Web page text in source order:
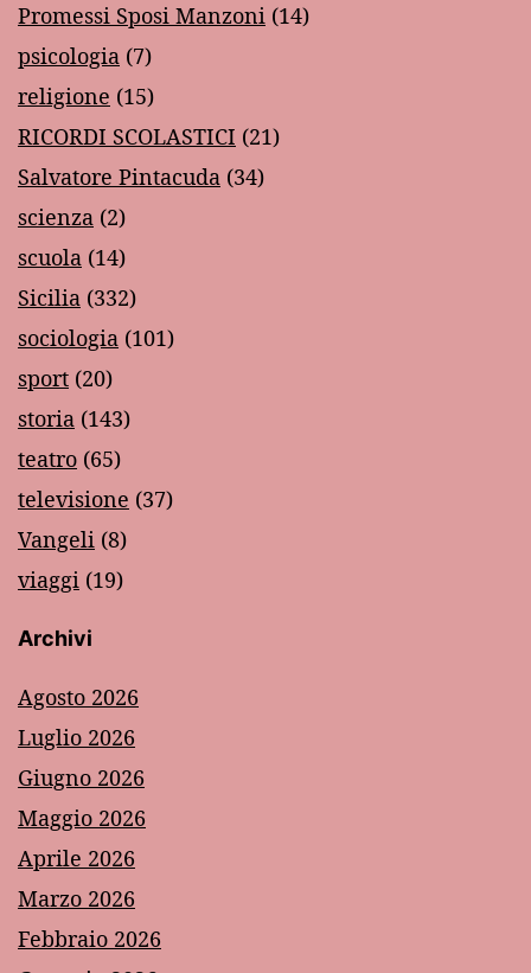
Promessi Sposi Manzoni (14)
psicologia (7)
religione (15)
RICORDI SCOLASTICI (21)
Salvatore Pintacuda (34)
scienza (2)
scuola (14)
Sicilia (332)
sociologia (101)
sport (20)
storia (143)
teatro (65)
televisione (37)
Vangeli (8)
viaggi (19)
Archivi
Agosto 2026
Luglio 2026
Giugno 2026
Maggio 2026
Aprile 2026
Marzo 2026
Febbraio 2026